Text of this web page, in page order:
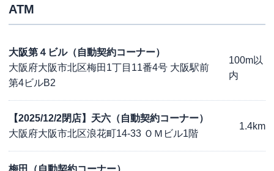
ATM
大阪第４ビル（自動契約コーナー）
大阪府大阪市北区梅田1丁目11番4号 大阪駅前
第4ビルB2
100m以
内
【2025/12/2閉店】天六（自動契約コーナー）
大阪府大阪市北区浪花町14-33 ＯＭビル1階
1.4km
梅田（自動契約コーナー）